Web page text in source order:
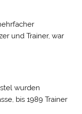
und Trainer, war
wurden
bis 1989 Trainer